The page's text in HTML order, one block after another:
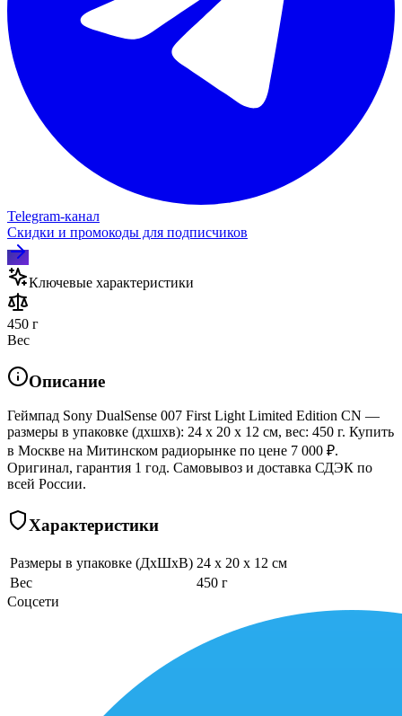
Telegram‑канал
Скидки и промокоды для подписчиков
Ключевые характеристики
450 г
Вес
Описание
Геймпад Sony DualSense 007 First Light Limited Edition CN —
размеры в упаковке (дхшхв): 24 x 20 x 12 см, вес: 450 г. Купить
в Москве на Митинском радиорынке по цене 7 000 ₽.
Оригинал, гарантия 1 год. Самовывоз и доставка СДЭК по
всей России.
Характеристики
Размеры в упаковке (ДхШхВ) 24 x 20 x 12 см
Вес
450 г
Соцсети